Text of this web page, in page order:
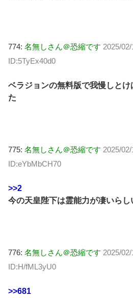
774: 名無しさん＠恐縮です 2025/
ID:5TyEx40d0
ベラジョンの無料版で我慢しと
た
775: 名無しさん＠恐縮です 2025/
ID:eYbMbCH70
>>2
今の天皇陛下は霊能力が凄いらし
776: 名無しさん＠恐縮です 2025/
ID:H/fML3yU0
>>681